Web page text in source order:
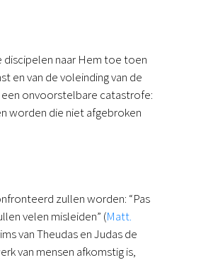
discipelen naar Hem toe toen
en van de voleinding van de
een onvoorstelbare catastrofe:
worden die niet afgebroken
zullen worden: “Pas
velen misleiden” (Matt.
van Theudas en Judas de
van mensen afkomstig is,